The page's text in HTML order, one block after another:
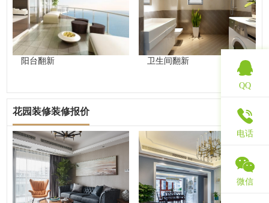
阳台翻新 卫生间翻新
花园装修装修报价 查看更多
QQ
电话
微信